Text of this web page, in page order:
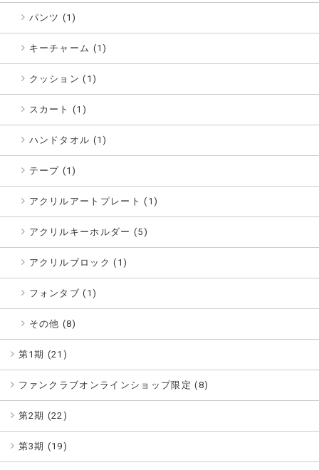
パンツ (1)
キーチャーム (1)
クッション (1)
スカート (1)
ハンドタオル (1)
テープ (1)
アクリルアートプレート (1)
アクリルキーホルダー (5)
アクリルブロック (1)
フォンタブ (1)
その他 (8)
第1期 (21 )
ファンクラブオンラインショップ限定 (8)
第2期 (22)
第3期 (19)